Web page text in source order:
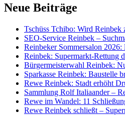
Neue Beiträge
Tschüss Tchibo: Wird Reinbek
SEO-Service Reinbek –
Reinbeker Sommersalon 2026:
Reinbek: Supermarkt-Rettung
Bürgermeisterwahl Reinbek:
Sparkasse Reinbek: Baustelle
Rewe Reinbek: Stadt erhöht
Sammlung Rolf Italiaander –
Rewe im Wandel: 11
Rewe Reinbek schließt –